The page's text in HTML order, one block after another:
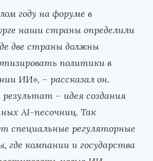
году на форуме в
наши страны определили
две страны должны
политики в
ИИ», – рассказал он.
результат – идея создания
AI-песочниц. Так
специальные регуляторные
где компании и государства